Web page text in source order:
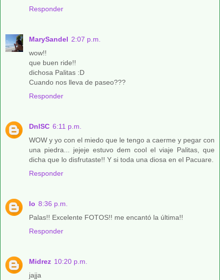
Responder
MarySandel 2:07 p.m.
wow!!
que buen ride!!
dichosa Palitas :D
Cuando nos lleva de paseo???
Responder
DnlSC 6:11 p.m.
WOW y yo con el miedo que le tengo a caerme y pegar con
una piedra... jejeje estuvo dem cool el viaje Palitas, que
dicha que lo disfrutaste!! Y si toda una diosa en el Pacuare.
Responder
Io 8:36 p.m.
Palas!! Excelente FOTOS!! me encantó la última!!
Responder
Midrez 10:20 p.m.
jajja